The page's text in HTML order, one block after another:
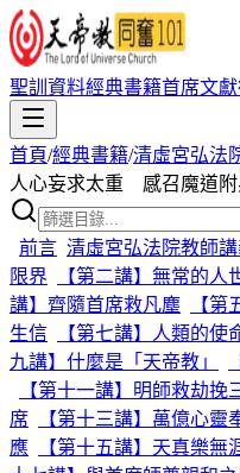
聖訓資料經典書籍首席文獻
首頁/經典書籍/清虛宮弘法
人心妄求太重 感召魔道附
前言 清虛宮弘法院教師
限界
【第二講】無常的人
講】齊隨首席救凡塵
【第
生信
【第七講】人類的使
九講】什麼是「天帝教」
【第十一講】明師救劫挽
席
【第十三講】萬億心靈
應
【第十五講】天真樂無